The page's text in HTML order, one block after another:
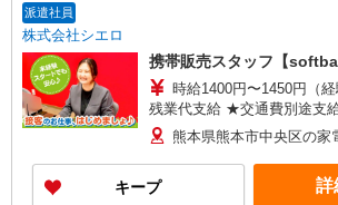
派遣社員
株式会社シエロ
携帯販売スタッフ【
時給1400円〜1450円（
残業代支給 ★交通費別途支給
+゜・。○。・゜+゜・。○。
万円支給(規定有) お友達を紹介頂くと, インセンテ
ィブ支給(規定有) ★月2回払い・週払い可能（規程
有）★ ゜・。○。・゜+゜・
熊本県熊本市中央区の家
キープ 詳